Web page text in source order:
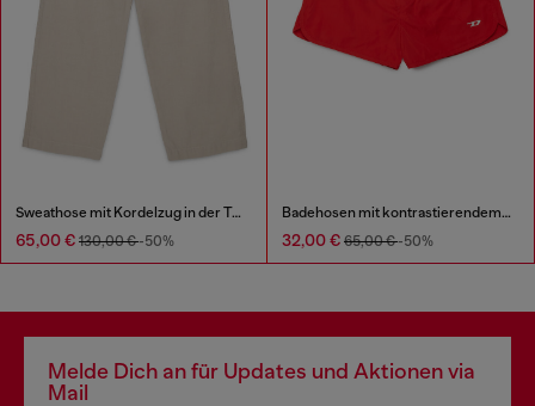
Sweathose mit Kordelzug in der Taille
65,00 € 130,00 €-50%
Badehosen mit kontrastierendem D
32,00 € 65,00 €-50%
Melde Dich an für Updates und Aktionen via
Mail